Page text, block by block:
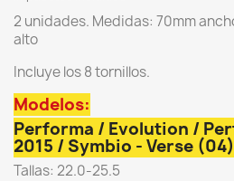
2 unidades. Medidas: 70mm
alto
Incluye los 8 tornillos.
Modelos:
Performa / Evolution /
2015 / Symbio - Verse
Tallas: 22.0-25.5